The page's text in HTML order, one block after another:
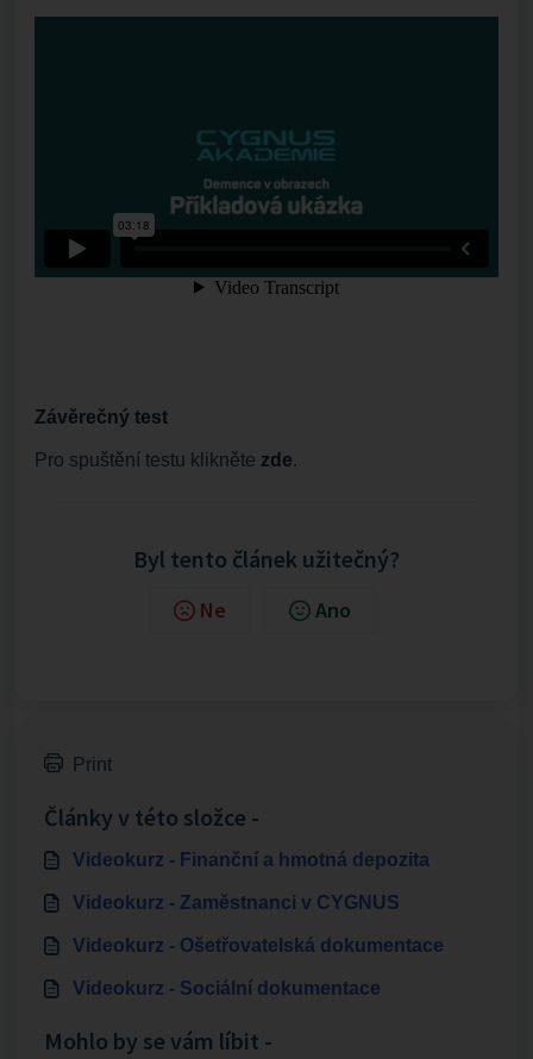
Závěrečný test
Pro spuštění testu klikněte zde.
Byl tento článek užitečný?
Ne Ano
Print
Články v této složce -
Videokurz - Finanční a hmotná depozita
Videokurz - Zaměstnanci v CYGNUS
Videokurz - Ošetřovatelská dokumentace
Videokurz - Sociální dokumentace
Mohlo by se vám líbit -